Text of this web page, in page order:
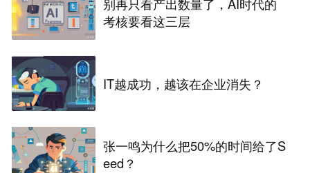
考核要看这三层
IT越成功，越该在企业消失？
张一鸣为什么把50%的时间给了S
eed？